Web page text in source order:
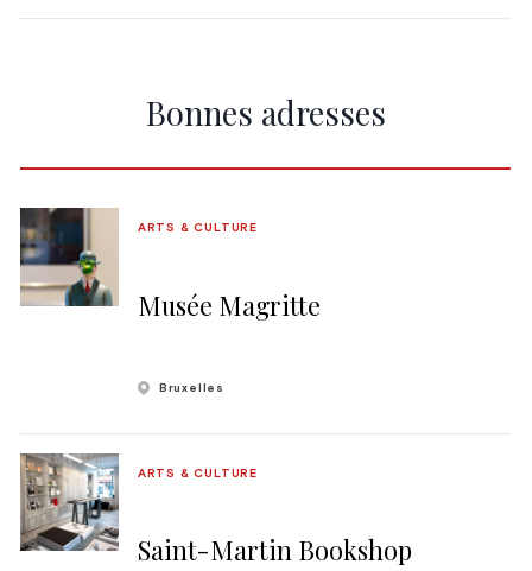
Bonnes adresses
Musée Magritte
ARTS & CULTURE
Bruxelles
Saint-Martin Bookshop
ARTS & CULTURE